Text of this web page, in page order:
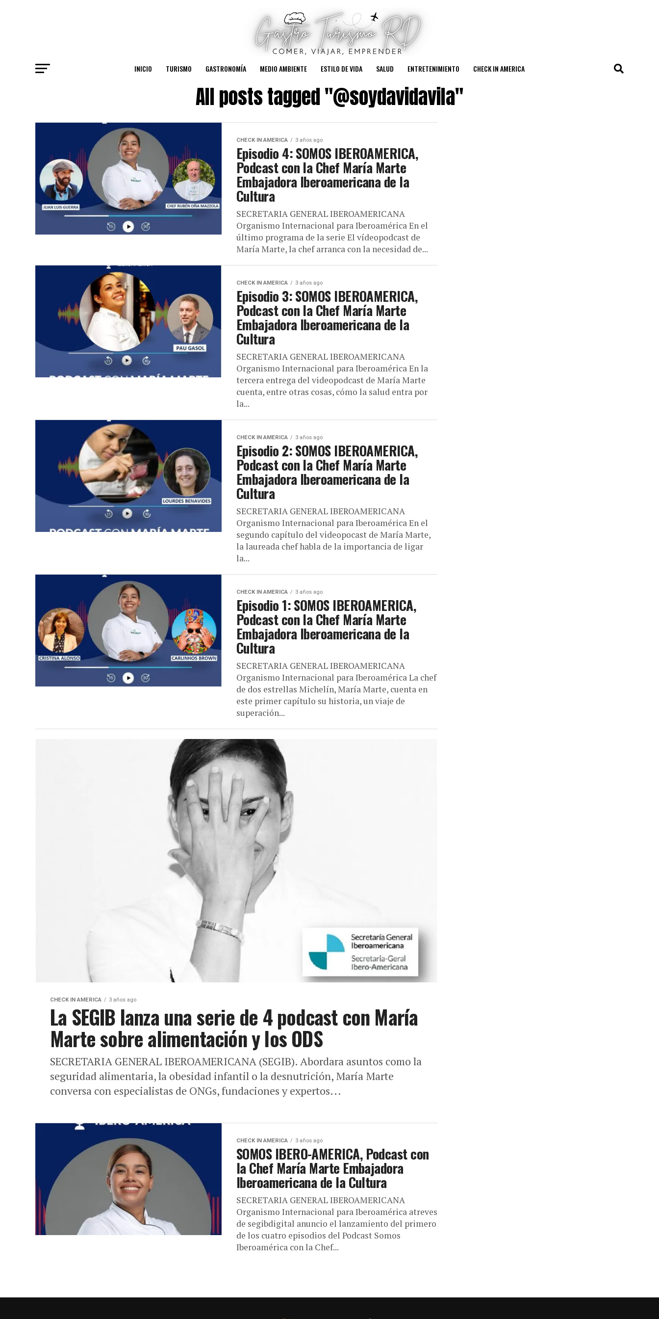
INICIO TURISMO GASTRONOMÍA MEDIO AMBIENTE ESTILO DE VIDA SALUD ENTRETENIMIENTO CHECK IN AMERICA
All posts tagged "@soydavidavila"
CHECK IN AMERICA 3 años ago
Episodio 4: SOMOS IBEROAMERICA,
Podcast con la Chef María Marte
Embajadora Iberoamericana de la
Cultura
SECRETARIA GENERAL IBEROAMERICANA
Organismo Internacional para Iberoamérica En el
último programa de la serie El vídeopodcast de
María Marte, la chef arranca con la necesidad de...
CHECK IN AMERICA 3 años ago
Episodio 3: SOMOS IBEROAMERICA,
Podcast con la Chef María Marte
Embajadora Iberoamericana de la
Cultura
SECRETARIA GENERAL IBEROAMERICANA
Organismo Internacional para Iberoamérica En la
tercera entrega del videopodcast de María Marte
cuenta, entre otras cosas, cómo la salud entra por
la...
CHECK IN AMERICA 3 años ago
Episodio 2: SOMOS IBEROAMERICA,
Podcast con la Chef María Marte
Embajadora Iberoamericana de la
Cultura
SECRETARIA GENERAL IBEROAMERICANA
Organismo Internacional para Iberoamérica En el
segundo capítulo del videopocast de María Marte,
la laureada chef habla de la importancia de ligar
la...
CHECK IN AMERICA 3 años ago
Episodio 1: SOMOS IBEROAMERICA,
Podcast con la Chef María Marte
Embajadora Iberoamericana de la
Cultura
SECRETARIA GENERAL IBEROAMERICANA
Organismo Internacional para Iberoamérica La chef
de dos estrellas Michelín, María Marte, cuenta en
este primer capítulo su historia, un viaje de
superación...
CHECK IN AMERICA 3 años ago
La SEGIB lanza una serie de 4 podcast con María
Marte sobre alimentación y los ODS
SECRETARIA GENERAL IBEROAMERICANA (SEGIB). Abordara asuntos como la
seguridad alimentaria, la obesidad infantil o la desnutrición, María Marte
conversa con especialistas de ONGs, fundaciones y expertos...
CHECK IN AMERICA 3 años ago
SOMOS IBERO-AMERICA, Podcast con
la Chef María Marte Embajadora
Iberoamericana de la Cultura
SECRETARIA GENERAL IBEROAMERICANA
Organismo Internacional para Iberoamérica atreves
de segibdigital anuncio el lanzamiento del primero
de los cuatro episodios del Podcast Somos
Iberoamérica con la Chef...